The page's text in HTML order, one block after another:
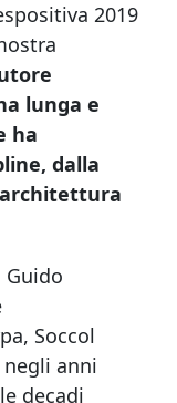
2019
lunga e
ha
dalla
Soccol
anni
decadi